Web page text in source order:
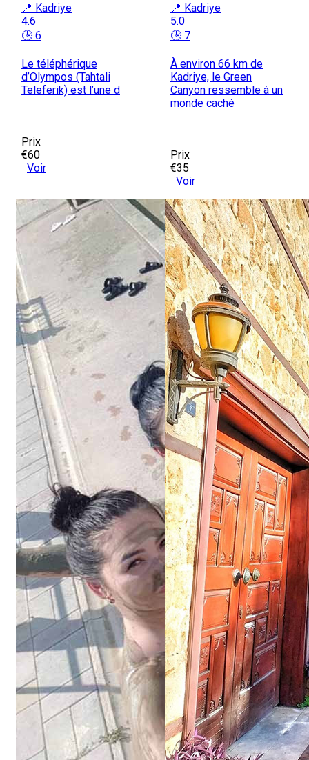
📍 Kadriye
4.6
🕒 6
Le téléphérique
d’Olympos (Tahtali
Teleferik) est l’une d
Prix
€60
Voir
📍 Kadriye
5.0
🕒 7
À environ 66 km de
Kadriye, le Green
Canyon ressemble à un
monde caché
Prix
€35
Voir